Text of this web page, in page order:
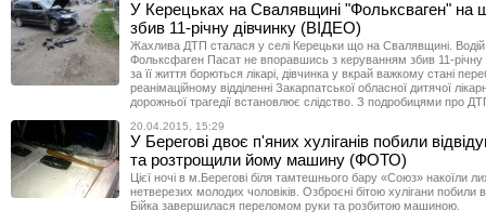
У Керецьках на Свалявщині "Фольксваген" на
збив 11-річну дівчинку (ВІДЕО)
Жахлива ДТП сталася у селі Керецьки що на Свалявщині.
Фольксфаген Пасат не впоравшись з керуванням збив 11-річну
за її життя борються лікарі, дівчинка у вкрай важкому стані
реанімаційному відділенні Закарпатської обласної дитячої
дорожньої трагедії встановлює слідство. З подробицями про
20.04.2015, 15:29
У Берегові двоє п'яних хуліганів побили
та розтрощили йому машину (ФОТО)
Цієї ночі в м.Берегові біля тамтешнього бару «Союз» накоїли
нетверезих молодих чоловіків. Озброєні бітою хулігани побили
Бійка завершилася переломом руки та розбитою машиною.